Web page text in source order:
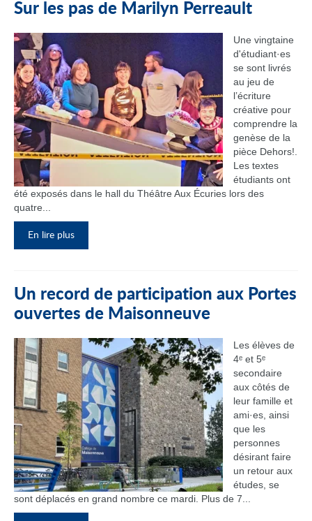
Sur les pas de Marilyn Perreault
Une vingtaine
d'étudiant·es
se sont livrés
au jeu de
l’écriture
créative pour
comprendre la
genèse de la
pièce Dehors!.
Les textes
étudiants ont
été exposés dans le hall du Théâtre Aux Écuries lors des
quatre...
En lire plus
Un record de participation aux Portes
ouvertes de Maisonneuve
Les élèves de
4ᵉ et 5ᵉ
secondaire
aux côtés de
leur famille et
ami·es, ainsi
que les
personnes
désirant faire
un retour aux
études, se
sont déplacés en grand nombre ce mardi. Plus de 7...